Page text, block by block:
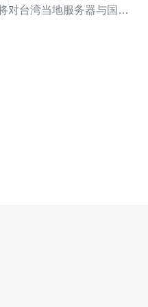
对台湾当地服务器与国际